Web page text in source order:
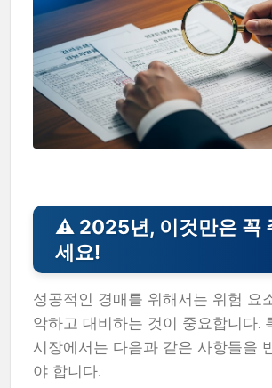
⚠️ 2025년, 이것만은 꼭
세요!
성공적인 경매를 위해서는 위험 요
악하고 대비하는 것이 중요합니다.
시장에서는 다음과 같은 사항들을
야 합니다.